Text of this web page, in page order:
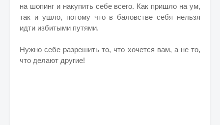
на шопинг и накупить себе всего. Как пришло на ум,
так и ушло, потому что в баловстве себя нельзя
идти избитыми путями.
Нужно себе разрешить то, что хочется вам, а не то,
что делают другие!